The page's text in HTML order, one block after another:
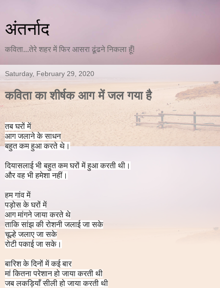
अंतर्नाद
कविता...तेरे शहर में फिर आसरा ढूंढने निकला हूँ!
Saturday, February 29, 2020
कविता का शीर्षक आग में जल गया है
तब घरों में
आग जलाने के साधन
बहुत कम हुआ करते थे।
दियासलाई भी बहुत कम घरों में हुआ करती थी।
और वह भी हमेशा नहीं।
हम गांव में
पड़ोस के घरों में
आग मांगने जाया करते थे
ताकि सांझ की रोशनी जलाई जा सके
चूल्हे जलाए जा सके
रोटी पकाई जा सके।
बारिश के दिनों में कई बार
मां कितना परेशान हो जाया करती थी
जब लकड़ियाँ सीली हो जाया करती थी